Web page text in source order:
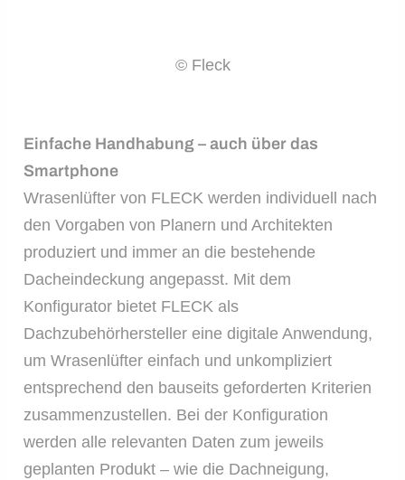
© Fleck
Einfache Handhabung – auch über das
Smartphone
Wrasenlüfter von FLECK werden individuell nach
den Vorgaben von Planern und Architekten
produziert und immer an die bestehende
Dacheindeckung angepasst. Mit dem
Konfigurator bietet FLECK als
Dachzubehörhersteller eine digitale Anwendung,
um Wrasenlüfter einfach und unkompliziert
entsprechend den bauseits geforderten Kriterien
zusammenzustellen. Bei der Konfiguration
werden alle relevanten Daten zum jeweils
geplanten Produkt – wie die Dachneigung,